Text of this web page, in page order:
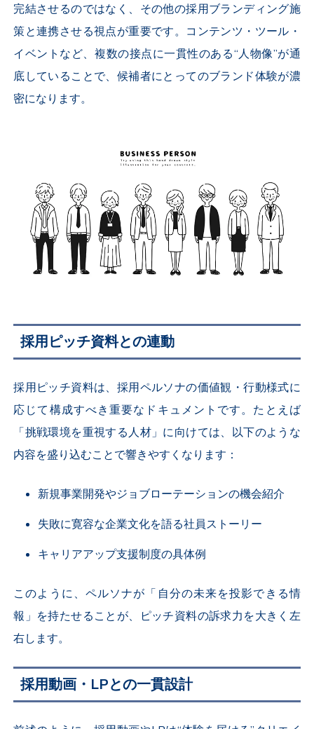
完結させるのではなく、その他の採用ブランディング施
策と連携させる視点が重要です。コンテンツ・ツール・
イベントなど、複数の接点に一貫性のある“人物像”が通
底していることで、候補者にとってのブランド体験が濃
密になります。
採用ピッチ資料との連動
採用ピッチ資料は、採用ペルソナの価値観・行動様式に
応じて構成すべき重要なドキュメントです。たとえば
「挑戦環境を重視する人材」に向けては、以下のような
内容を盛り込むことで響きやすくなります：
新規事業開発やジョブローテーションの機会紹介
失敗に寛容な企業文化を語る社員ストーリー
キャリアアップ支援制度の具体例
このように、ペルソナが「自分の未来を投影できる情
報」を持たせることが、ピッチ資料の訴求力を大きく左
右します。
採用動画・LPとの一貫設計